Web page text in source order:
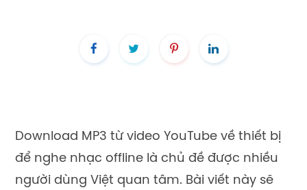
Download MP3 từ video YouTube về thiết bị
để nghe nhạc offline là chủ đề được nhiều
người dùng Việt quan tâm. Bài viết này sẽ